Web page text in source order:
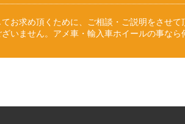
お求め頂くために、ご相談・ご説明をさせ
いません。アメ車・輸入車ホイールの事なら